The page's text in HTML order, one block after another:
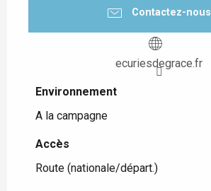
Contactez-nous
ecuriesdegrace.fr
Environnement
Environnement
A la campagne
Accès
Accès
Route (nationale/départ.)